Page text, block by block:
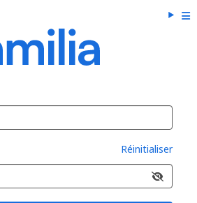
Réinitialiser